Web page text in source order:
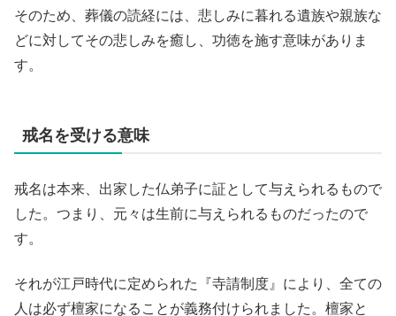
そのため、葬儀の読経には、悲しみに暮れる遺族や親族な
どに対してその悲しみを癒し、功徳を施す意味がありま
す。
戒名を受ける意味
戒名は本来、出家した仏弟子に証として与えられるもので
した。つまり、元々は生前に与えられるものだったので
す。
それが江戸時代に定められた『寺請制度』により、全ての
人は必ず檀家になることが義務付けられました。檀家と